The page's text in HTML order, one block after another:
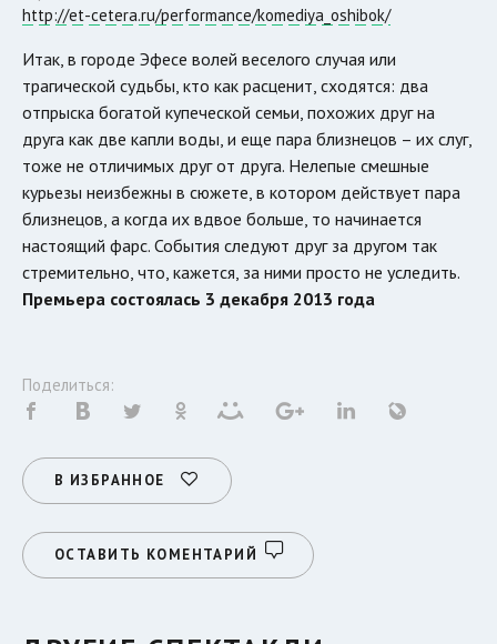
http://et-cetera.ru/performance/komediya_oshibok/
Итак, в городе Эфесе волей веселого случая или
трагической судьбы, кто как расценит, сходятся: два
отпрыска богатой купеческой семьи, похожих друг на
друга как две капли воды, и еще пара близнецов – их слуг,
тоже не отличимых друг от друга. Нелепые смешные
курьезы неизбежны в сюжете, в котором действует пара
близнецов, а когда их вдвое больше, то начинается
настоящий фарс. События следуют друг за другом так
стремительно, что, кажется, за ними просто не уследить.
Премьера состоялась 3 декабря 2013 года
Поделиться:
В ИЗБРАННОЕ
ОСТАВИТЬ КОМЕНТАРИЙ